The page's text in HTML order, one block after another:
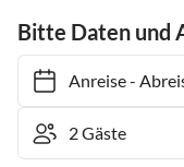
Bitte Daten und
Anreise-